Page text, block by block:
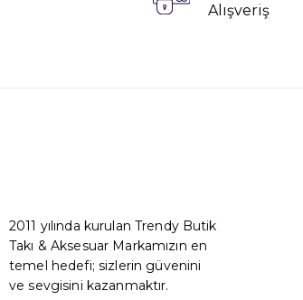
Alışveriş
2011 yılında kurulan Trendy Butik
Takı & Aksesuar Markamızın en
temel hedefi; sizlerin güvenini
ve sevgisini kazanmaktır.